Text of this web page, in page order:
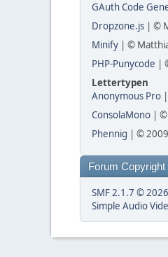
GAuth Code
Dropzone.js | ©
Minify | ©
PHP-Punycode |
Lettertypen
Anonymous Pro
ConsolaMono |
Phennig | ©
Forum Copyright
SMF 2.1.7 © 2026
Simple Audio